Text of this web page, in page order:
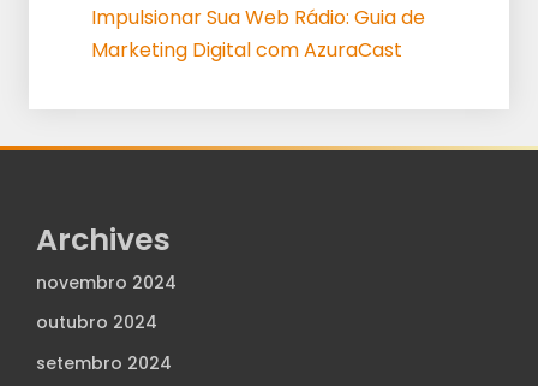
Impulsionar Sua Web Rádio: Guia de
Marketing Digital com AzuraCast
Archives
novembro 2024
outubro 2024
setembro 2024